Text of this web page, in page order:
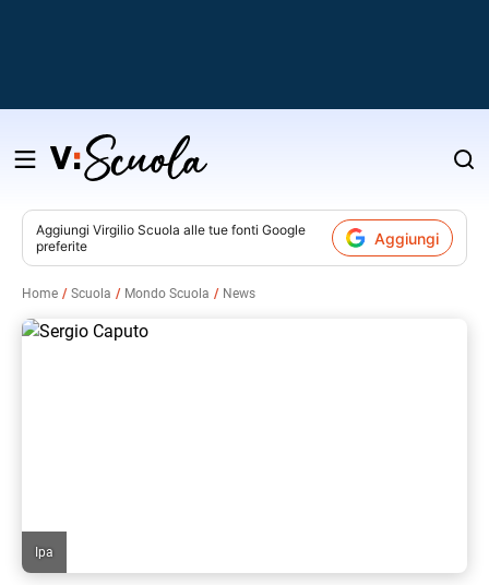
Salta
contenuto
Aggiungi Virgilio Scuola alle tue fonti Google
preferite
Aggiungi
Home Scuola Mondo Scuola News
Ipa